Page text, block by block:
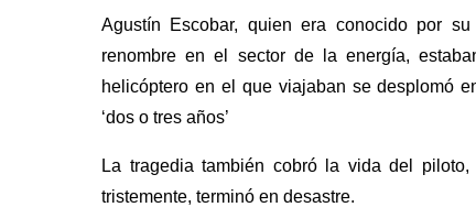
Agustín Escobar, quien era conocido por
renombre en el sector de la energía,
helicóptero en el que viajaban se desplomó
‘dos o tres años’
La tragedia también cobró la vida del
tristemente, terminó en desastre.